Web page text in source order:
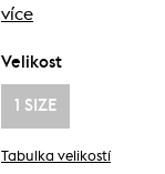
více
Velikost
1 SIZE
Tabulka velikostí